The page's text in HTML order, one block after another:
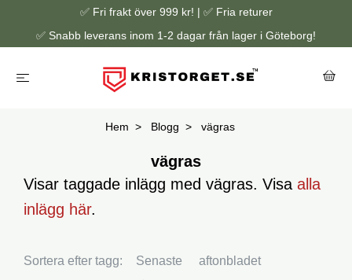
✅ Fri frakt över 999 kr! | ✅ Fria returer
✅ Snabb leverans inom 1-2 dagar från lager i Göteborg!
Hem Blogg vägras
vägras
Visar taggade inlägg med vägras. Visa alla
inlägg här.
Sortera efter tagg: Senaste aftonbladet